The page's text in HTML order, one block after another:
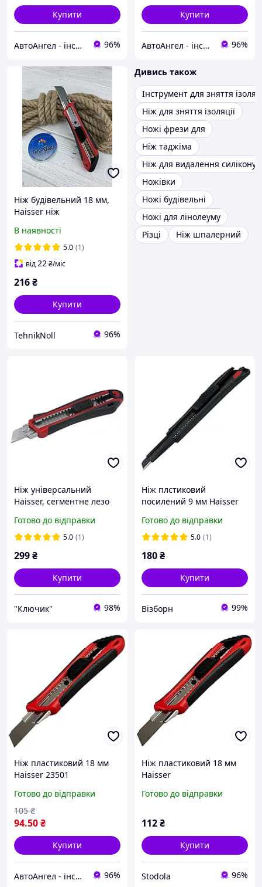
Купити
АвтоАнгел - інструменти та обладнання для СТО, витратні матеріали, товари для дому та саду 96%
Купити
АвтоАнгел - інструменти та обладнання для СТО, витратні матеріали, товари для дому та саду 96%
Ніж будівельний 18 мм,
Haisser ніж
універсальний (23501)
В наявності
5.0 (1)
від22₴/міс
216₴
Купити
TehnikNoll 96%
Дивись також
Інструмент для зняття
Ніж для зняття ізоляції
Ножі фрези для
Ніж таджіма
Ніж для видалення силікону
Ножівки
Ножі будівельні
Ножі для лінолеуму
Різці
Ніж шпалерний
Ніж універсальний
Haisser, сегментне лезо
заміною леза 88466
(23502)
Готово до відправки
5.0 (1)
299₴
Купити
"Ключик" 98%
Ніж плстиковий
посилений 9 мм Haisser
Готово до відправки
5.0 (1)
180₴
Купити
Візборн 99%
Ніж пластиковий 18 мм
Haisser 23501
Готово до відправки
94.50₴
105 ₴
Купити
АвтоАнгел - інструменти та обладнання для СТО, витратні матеріали, товари для дому та саду 96%
Ніж пластиковий 18 мм
Haisser
Готово до відправки
112₴
Купити
Stodola 96%